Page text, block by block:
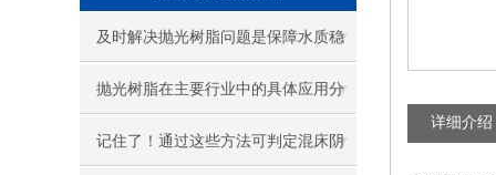
及时解决抛光树脂问题是保障水质稳
的关键
抛光树脂在主要行业中的具体应用分
享
记住了！通过这些方法可判定混床阴
详细介绍